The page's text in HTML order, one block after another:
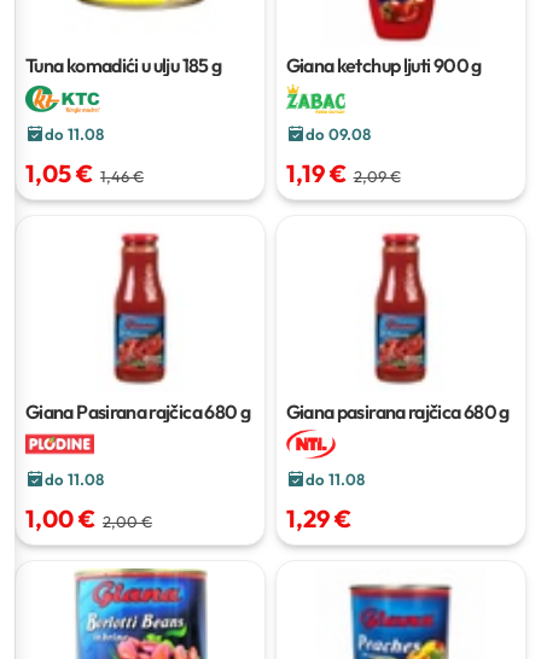
Tuna komadići u ulju185 g
do 11.08
1,05 € 1,46 €
Giana ketchup ljuti900 g
do 09.08
1,19 € 2,09 €
Giana Pasirana rajčica680 g
do 11.08
1,00 € 2,00 €
Giana pasirana rajčica680 g
do 11.08
1,29 €